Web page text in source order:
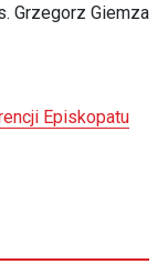
Grzegorz Giemza
Episkopatu